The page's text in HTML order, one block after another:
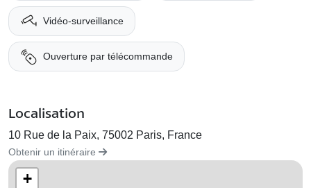
Vidéo-surveillance
Ouverture par télécommande
Localisation
10 Rue de la Paix, 75002 Paris, France
Obtenir un itinéraire
+